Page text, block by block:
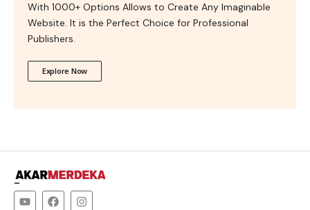
With 1000+ Options Allows to Create Any Imaginable
Website. It is the Perfect Choice for Professional
Publishers.
Explore Now
–